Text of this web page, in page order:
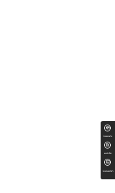
ทดลองขับ
สนใจซื้อ
ใบเสนอราคา